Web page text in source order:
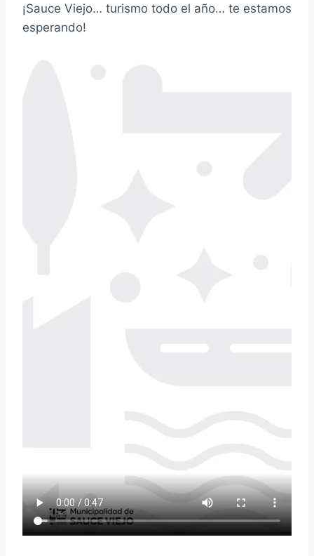
¡Sauce Viejo… turismo todo el año… te estamos
esperando!